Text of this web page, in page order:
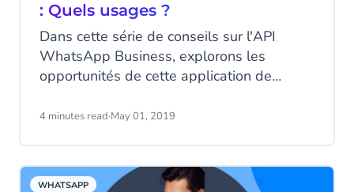
: Quels usages ?
Dans cette série de conseils sur l'API
WhatsApp Business, explorons les
opportunités de cette application de
E-commerce. Comment les retailers
l'expérience client?
4 minutes read·May 01, 2019
WHATSAPP